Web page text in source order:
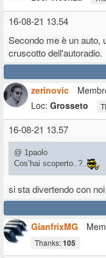
16-08-21 13.54
Secondo me è un auto,
cruscotto dell'autoradio.
zerinovic
Loc: Grosseto
16-08-21 13.57
@ 1paolo
Cos’hai scoperto..?..
si sta divertendo con
GianfrixMG
Thanks:105